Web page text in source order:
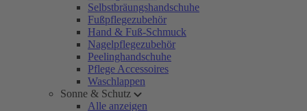
Selbstbräungshandschuhe
Fußpflegezubehör
Hand & Fuß-Schmuck
Nagelpflegezubehör
Peelinghandschuhe
Pflege Accessoires
Waschlappen
Sonne & Schutz
Alle anzeigen